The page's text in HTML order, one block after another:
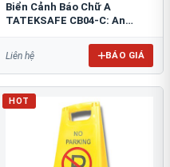
Biển Cảnh Báo Chữ A
TATEKSAFE CB04-C: An
Liên hệ BÁO GIÁ
HOT